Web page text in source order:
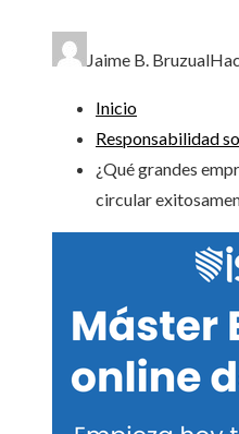
Jaime B. Bruzual
Inicio
Responsabilidad
¿Qué grandes
circular